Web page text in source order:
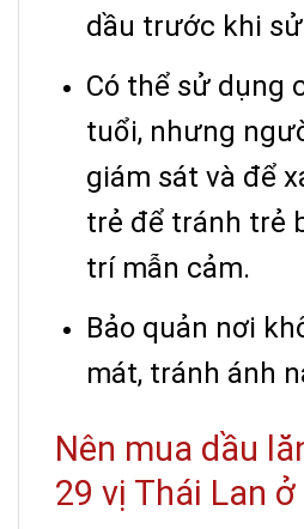
dầu trước khi
Có thể sử dụng
tuổi, nhưng
giám sát và để
trẻ để tránh trẻ
trí mẫn cảm.
Bảo quản nơi
mát, tránh ánh
Nên mua dầu
29 vị Thái Lan ở